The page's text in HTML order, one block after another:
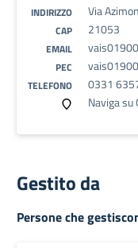
INDIRIZZO Via
CAP 21053
EMAIL
PEC
TELEFONO
0331
Naviga su
Gestito da
Persone che